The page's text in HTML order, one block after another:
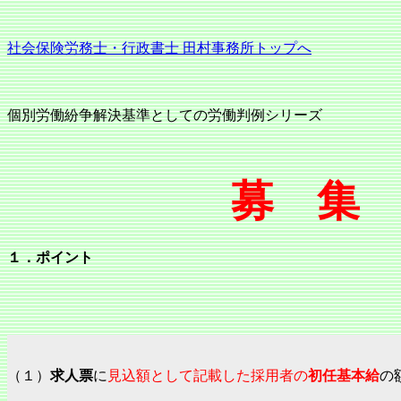
社会保険労務士・行政書士 田村事務所トップへ
個別労働紛争解決基準としての労働判例シリーズ
募 集
１．ポイント
（１） 求人票に 見込額として記載した採用者の初任基本給の